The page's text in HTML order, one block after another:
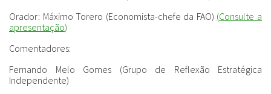
Orador: Máximo Torero (Economista-chefe da FAO) (Consulte a
apresentação)
Comentadores:
Fernando Melo Gomes (Grupo de Reflexão Estratégica
Independente)